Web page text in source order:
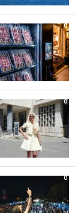
0
0
0